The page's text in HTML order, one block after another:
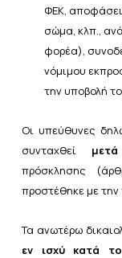
ΦΕΚ,
σώμα, κλπ.,
φορέα),
νόμιμου
την υποβολή
Οι υπεύθυνες
συνταχθεί
πρόσκλησης (
προστέθηκε με την
Τα ανωτέρω
εν ισχύ κατά